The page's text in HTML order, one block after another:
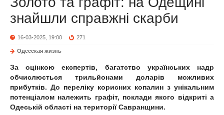
знайшли справжні скарби
16-03-2025, 19:00 271
Одесская жизнь
За оцінкою експертів, багатство українських надр
обчислюється трильйонами доларів можливих
прибутків. До переліку корисних копалин з унікальним
потенціалом належить графіт, поклади якого відкриті а
Одеській області на території Савранщини.